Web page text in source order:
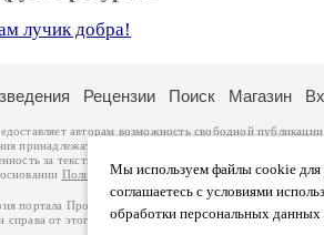
лучик добра!
Мы используем файлы cookie для
соглашаетесь с условиями
обработки персональных
Рецензии Поиск Магазин
авторам возможность свободной
принадлежат авторам и охраняются
.
за тексты произведений авторы несут
Политики обработки персональных данных.
портала Проза.ру – порядка 100 тысяч
справа от этого текста. В каждой графе указано по две